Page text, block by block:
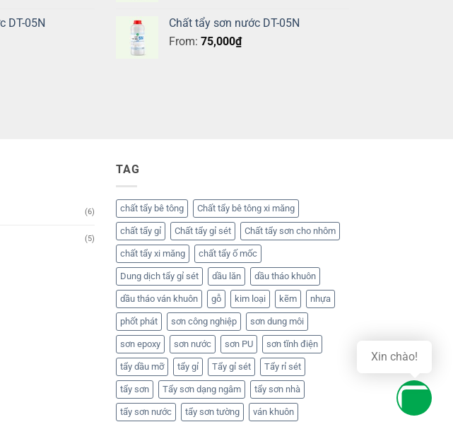
DT-05N
Chất tẩy sơn nước DT-05N
From: 75,000₫
(6)
(5)
TAG
chất tẩy bê tông Chất tẩy bê tông xi măng
chất tẩy gỉ Chất tẩy gỉ sét Chất tẩy sơn cho nhôm
chất tẩy xi măng chất tẩy ố mốc
Dung dịch tẩy gỉ sét dầu lăn dầu tháo khuôn
dầu tháo ván khuôn gỗ kim loại kẽm nhựa
phốt phát sơn công nghiệp sơn dung môi
sơn epoxy sơn nước sơn PU sơn tĩnh điện
tẩy dầu mỡ tẩy gỉ Tẩy gỉ sét Tẩy rỉ sét
tẩy sơn Tẩy sơn dạng ngâm tẩy sơn nhà
tẩy sơn nước tẩy sơn tường ván khuôn
Xin chào!